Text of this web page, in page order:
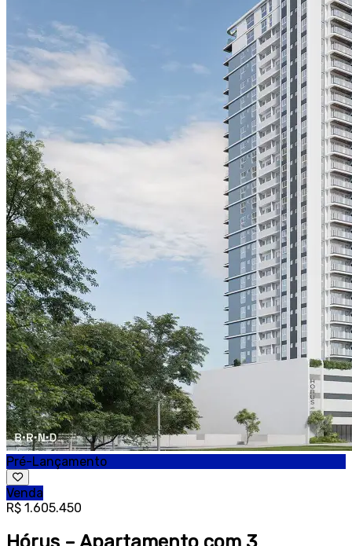
Pré-Lançamento
Venda
R$ 1.605.450